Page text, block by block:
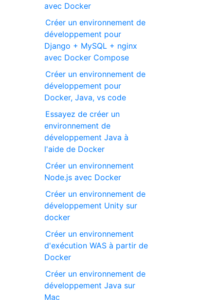
avec Docker
Créer un environnement de
développement pour
Django + MySQL + nginx
avec Docker Compose
Créer un environnement de
développement pour
Docker, Java, vs code
Essayez de créer un
environnement de
développement Java à
l'aide de Docker
Créer un environnement
Node.js avec Docker
Créer un environnement de
développement Unity sur
docker
Créer un environnement
d'exécution WAS à partir de
Docker
Créer un environnement de
développement Java sur
Mac